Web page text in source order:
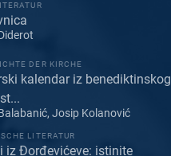
DER KIRCHE
kalendar iz benediktinskog
Josip Kolanović
LITERATUR
iz Đorđevićeve: istinite